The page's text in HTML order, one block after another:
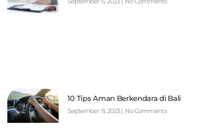
10 Tips Aman Berkendara di Bali
September 8, 2023 No Comments